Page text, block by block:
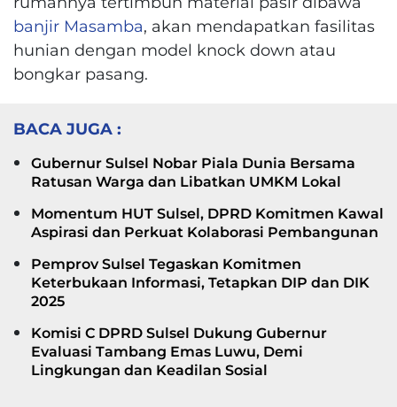
banjir Masamba, akan mendapatkan fasilitas
hunian dengan model knock down atau
bongkar pasang.
BACA JUGA :
Gubernur Sulsel Nobar Piala Dunia Bersama
Ratusan Warga dan Libatkan UMKM Lokal
Momentum HUT Sulsel, DPRD Komitmen Kawal
Aspirasi dan Perkuat Kolaborasi Pembangunan
Pemprov Sulsel Tegaskan Komitmen
Keterbukaan Informasi, Tetapkan DIP dan DIK
2025
Komisi C DPRD Sulsel Dukung Gubernur
Evaluasi Tambang Emas Luwu, Demi
Lingkungan dan Keadilan Sosial